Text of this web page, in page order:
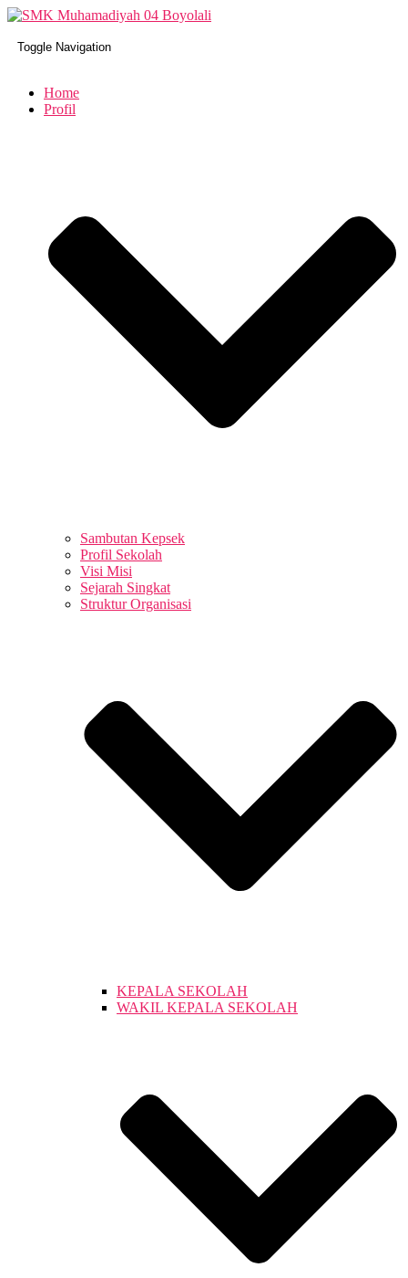
Toggle Navigation
Home
Profil
Sambutan Kepsek
Profil Sekolah
Visi Misi
Sejarah Singkat
Struktur Organisasi
KEPALA SEKOLAH
WAKIL KEPALA SEKOLAH